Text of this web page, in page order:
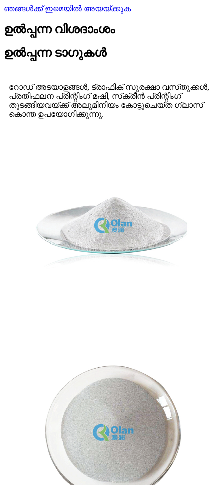
ഞങ്ങൾക്ക് ഇമെയിൽ അയയ്‌ക്കുക
ഉൽപ്പന്ന വിശദാംശം
ഉൽപ്പന്ന ടാഗുകൾ
റോഡ് അടയാളങ്ങൾ, ട്രാഫിക് സുരക്ഷാ വസ്‌തുക്കൾ,
പ്രതിഫലന പ്രിന്റിംഗ് മഷി, സ്‌ക്രീൻ പ്രിന്റിംഗ്
തുടങ്ങിയവയ്‌ക്ക് അലുമിനിയം കോട്ടുചെയ്ത ഗ്ലാസ്
കൊന്ത ഉപയോഗിക്കുന്നു.